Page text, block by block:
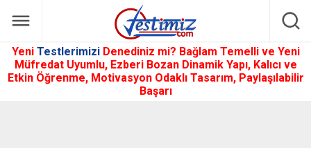
Yeni Testlerimizi Denediniz mi? Bağlam Temelli ve Yeni
Müfredat Uyumlu, Ezberi Bozan Dinamik Yapı, Kalıcı ve
Etkin Öğrenme, Motivasyon Odaklı Tasarım, Paylaşılabilir
Başarı